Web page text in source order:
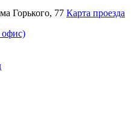
Горького, 77 Карта проезда